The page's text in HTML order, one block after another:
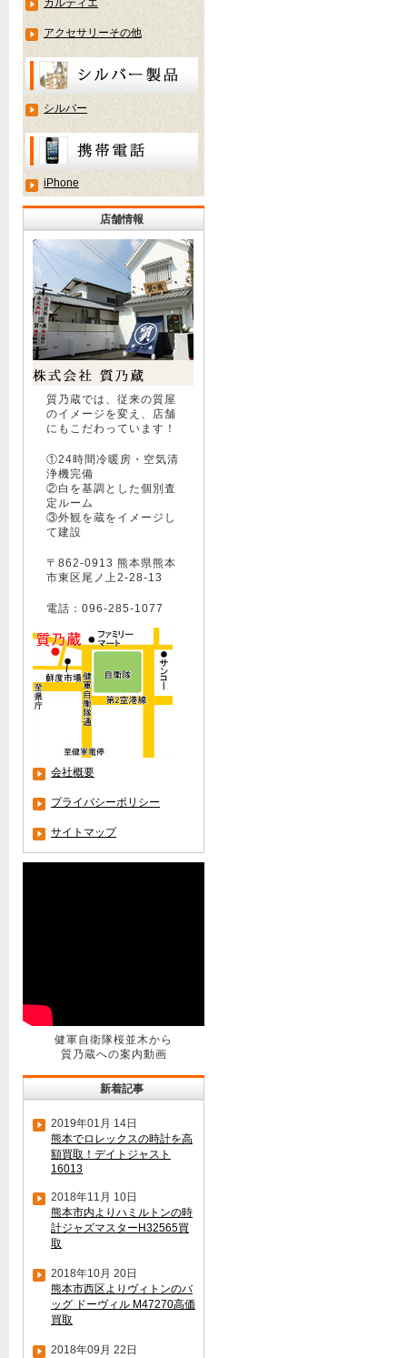
カルティエ
アクセサリーその他
シルバー
iPhone
店舗情報
質乃蔵では、従来の質屋
のイメージを変え、店舗
にもこだわっています！
①24時間冷暖房・空気清
浄機完備
②白を基調とした個別査
定ルーム
③外観を蔵をイメージし
て建設
〒862-0913 熊本県熊本
市東区尾ノ上2-28-13
電話：096-285-1077
会社概要
プライバシーポリシー
サイトマップ
健軍自衛隊桜並木から
質乃蔵への案内動画
新着記事
2019年01月 14日
熊本でロレックスの時計を高
額買取！デイトジャスト
16013
2018年11月 10日
熊本市内よりハミルトンの時
計ジャズマスターH32565買
取
2018年10月 20日
熊本市西区よりヴィトンのバ
ッグ ドーヴィル M47270高価
買取
2018年09月 22日